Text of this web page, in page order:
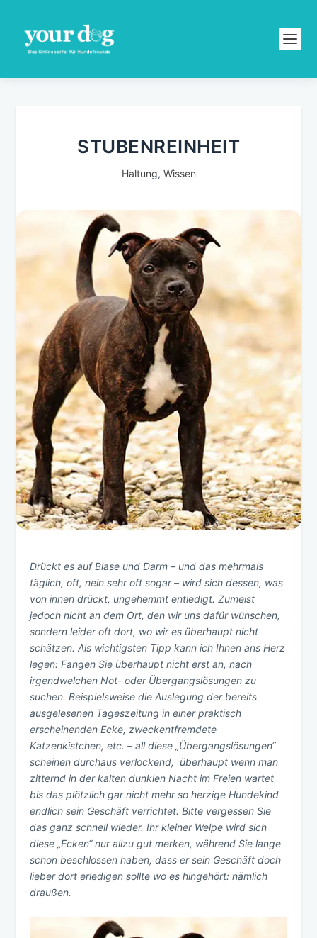
STUBENREINHEIT
Haltung, Wissen
Drückt es auf Blase und Darm – und das mehrmals
täglich, oft, nein sehr oft sogar – wird sich dessen, was
von innen drückt, ungehemmt entledigt. Zumeist
jedoch nicht an dem Ort, den wir uns dafür wünschen,
sondern leider oft dort, wo wir es überhaupt nicht
schätzen. Als wichtigsten Tipp kann ich Ihnen ans Herz
legen: Fangen Sie überhaupt nicht erst an, nach
irgendwelchen Not- oder Übergangslösungen zu
suchen. Beispielsweise die Auslegung der bereits
ausgelesenen Tageszeitung in einer praktisch
erscheinenden Ecke, zweckentfremdete
Katzenkistchen, etc. – all diese „Übergangslösungen“
scheinen durchaus verlockend, überhaupt wenn man
zitternd in der kalten dunklen Nacht im Freien wartet
bis das plötzlich gar nicht mehr so herzige Hundekind
endlich sein Geschäft verrichtet. Bitte vergessen Sie
das ganz schnell wieder. Ihr kleiner Welpe wird sich
diese „Ecken“ nur allzu gut merken, während Sie lange
schon beschlossen haben, dass er sein Geschäft doch
lieber dort erledigen sollte wo es hingehört: nämlich
draußen.